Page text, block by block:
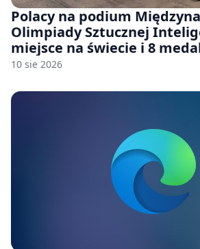
Polacy na podium
Olimpiady Sztucznej
miejsce na świecie i 8
10 sie 2026